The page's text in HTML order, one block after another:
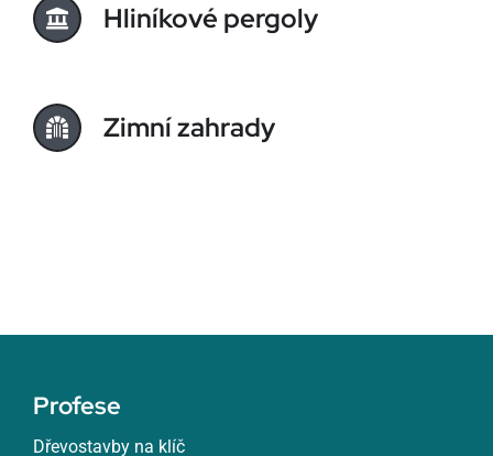
Hliníkové pergoly
Zimní zahrady
Profese
Dřevostavby na klíč